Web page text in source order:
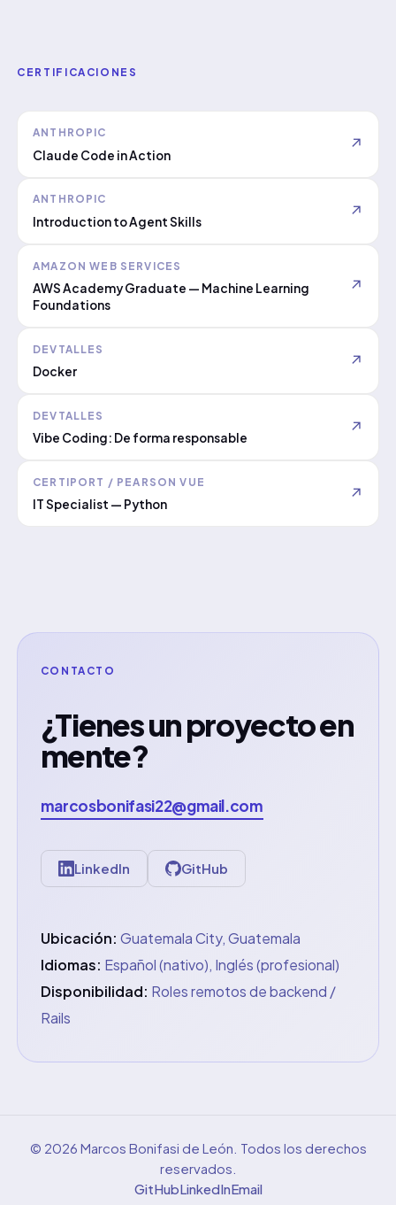
CERTIFICACIONES
ANTHROPIC
Claude Code in Action
↗
ANTHROPIC
Introduction to Agent Skills
↗
AMAZON WEB SERVICES
AWS Academy Graduate — Machine Learning
Foundations
↗
DEVTALLES
Docker
↗
DEVTALLES
Vibe Coding: De forma responsable
↗
CERTIPORT / PEARSON VUE
IT Specialist — Python
↗
CONTACTO
¿Tienes un proyecto en
mente?
marcosbonifasi22@gmail.com
LinkedIn GitHub
Ubicación: Guatemala City, Guatemala
Idiomas: Español (nativo), Inglés (profesional)
Disponibilidad: Roles remotos de backend /
Rails
© 2026 Marcos Bonifasi de León. Todos los derechos
reservados.
GitHubLinkedInEmail